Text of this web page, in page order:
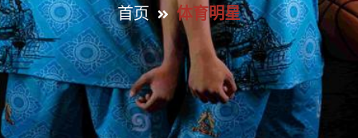
首页 体育明星